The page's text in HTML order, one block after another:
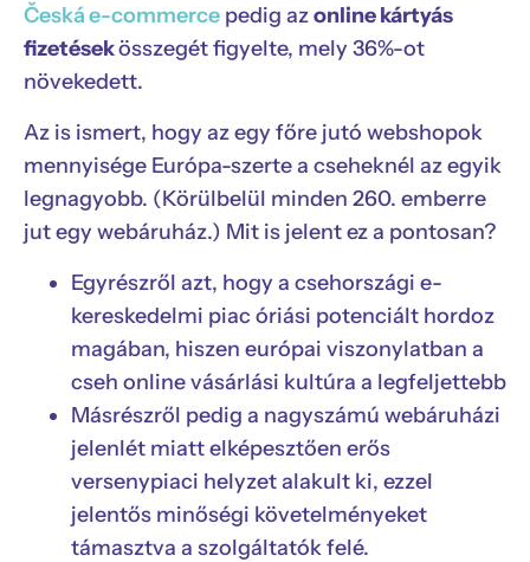
Česká e-commerce pedig azonline kártyás
fizetésekösszegét figyelte, mely 36%-ot
növekedett.
Az is ismert, hogy az egy főre jutó webshopok
mennyisége Európa-szerte a cseheknél az egyik
legnagyobb. (Körülbelül minden 260. emberre
jut egy webáruház.) Mit is jelent ez a pontosan?
Egyrészről azt, hogy a csehországi e-
kereskedelmi piac óriási potenciált hordoz
magában, hiszen európai viszonylatban a
cseh online vásárlási kultúra a legfeljettebb
Másrészről pedig a nagyszámú webáruházi
jelenlét miatt elképesztően erős
versenypiaci helyzet alakult ki, ezzel
jelentős minőségi követelményeket
támasztva a szolgáltatók felé.